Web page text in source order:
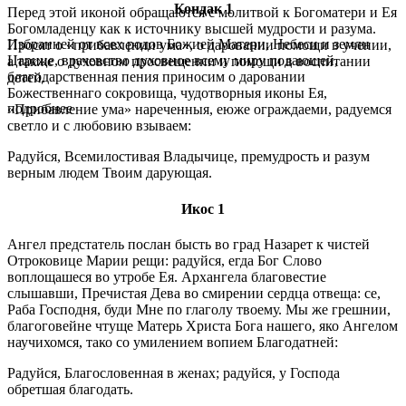
Перед этой иконой обращаются с молитвой к Богоматери и Ея
Богомладенцу как к источнику высшей мудрости и разума.
Просят о «прибавлении ума», о даровании помощи в учении,
а также о духовном просвещении и помощи в воспитании
детей.
подробнее
Кондак 1
Избранней от всех родов Божией Матери, Небеси и земли
Царице, врачевство духовное всему миру подающей,
благодарственная пения приносим о даровании
Божественнаго сокровища, чудотворныя иконы Ея,
«Прибавление ума» нареченныя, еюже ограждаеми, радуемся
светло и с любовию взываем:
Радуйся, Всемилостивая Владычице, премудрость и разум
верным людем Твоим дарующая.
Икос 1
Ангел предстатель послан бысть во град Назарет к чистей
Отроковице Марии рещи: радуйся, егда Бог Слово
воплощашеся во утробе Ея. Архангела благовестие
слышавши, Пречистая Дева во смирении сердца отвеща: се,
Раба Господня, буди Мне по глаголу твоему. Мы же грешнии,
благоговейне чтуще Матерь Христа Бога нашего, яко Ангелом
научихомся, тако со умилением вопием Благодатней:
Радуйся, Благословенная в женах; радуйся, у Господа
обретшая благодать.